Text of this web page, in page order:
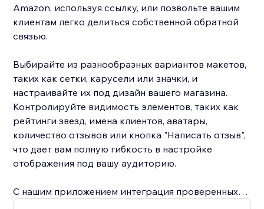
Amazon, используя ссылку, или позвольте вашим
клиентам легко делиться собственной обратной
связью.
Выбирайте из разнообразных вариантов макетов,
таких как сетки, карусели или значки, и
настраивайте их под дизайн вашего магазина.
Контролируйте видимость элементов, таких как
рейтинги звезд, имена клиентов, аватары,
количество отзывов или кнопка "Написать отзыв",
что дает вам полную гибкость в настройке
отображения под вашу аудиторию.
С нашим приложением интеграция проверенных